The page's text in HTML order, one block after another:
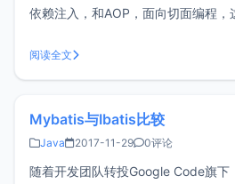
依赖注入，和AOP，面向切面编程
工厂模式，通过sessionfactory去注
代理模式的体现。代理模式是常用的
阅读全文
Mybatis与Ibatis比较
Java 2017-11-29 0评论
随着开发团队转投Google Code旗